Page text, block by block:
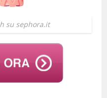
su sephora.it